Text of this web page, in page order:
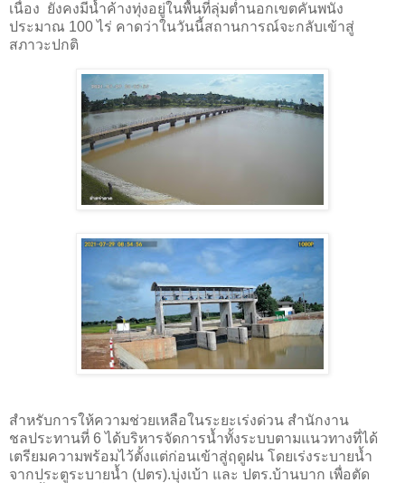
เนื่อง ยังคงมีน้ำค้างทุ่งอยู่ในพื้นที่ลุ่มต่ำนอกเขตคันพนัง
ประมาณ 100 ไร่ คาดว่าในวันนี้สถานการณ์จะกลับเข้าสู่
สภาวะปกติ
สำหรับการให้ความช่วยเหลือในระยะเร่งด่วน สำนักงาน
ชลประทานที่ 6 ได้บริหารจัดการน้ำทั้งระบบตามแนวทางที่ได้
เตรียมความพร้อมไว้ตั้งแต่ก่อนเข้าสู่ฤดูฝน โดยเร่งระบายน้ำ
จากประตูระบายน้ำ (ปตร).บุ่งเบ้า และ ปตร.บ้านบาก เพื่อตัด